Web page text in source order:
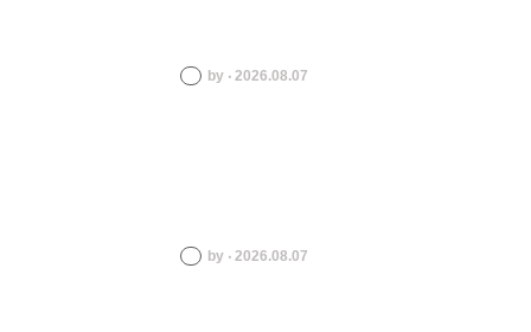
by ‧ 2026.08.07
by ‧ 2026.08.07